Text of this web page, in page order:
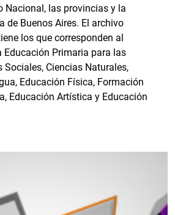
Nacional, las provincias y la
de Buenos Aires. El archivo
los que corresponden al
Educación Primaria para las
Sociales, Ciencias Naturales,
Educación Física, Formación
Educación Artística y Educación